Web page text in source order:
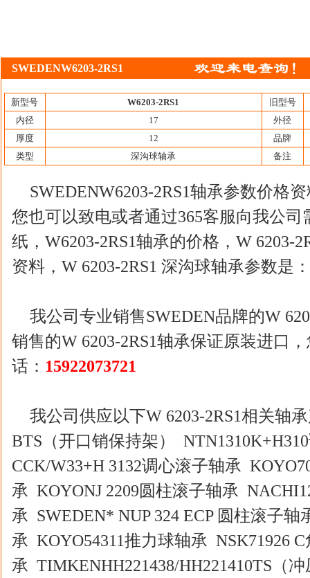
SWEDENW6203-2RS1
新型号 W6203-2RS1
旧型号
内径
17
外径
厚度
12
品牌
类型
深沟球轴承 备注
SWEDENW6203-2RS1轴承参数价格
您也可以致电或者通过365客服向我公司
纸，W6203-2RS1轴承的价格，W 6203-
资料，W 6203-2RS1 深沟球轴承参数是
我公司专业销售SWEDEN品牌的W
销售的W 6203-2RS1轴承保证原装进口
话： 15922073721
我公司供应以下W 6203-2RS1相关轴
BTS（开口销保持架）
CCK/W33+H 3132调心滚子轴承
承 KOYONJ 2209圆柱滚子轴承
承 SWEDEN* NUP 324 ECP 圆柱滚子
承 KOYO54311推力球轴承 NSK71926
承 TIMKENHH221438/HH221410TS（